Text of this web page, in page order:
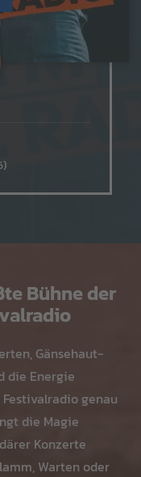
Bühne der
Gänsehaut-
die Energie
Festivalradio genau
die Magie
Konzerte
Warten oder